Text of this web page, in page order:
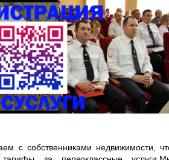
с собственниками недвижимости,